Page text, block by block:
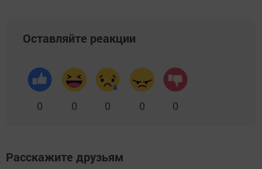
Оставляйте реакции
0 0 0 0 0
Расскажите друзьям